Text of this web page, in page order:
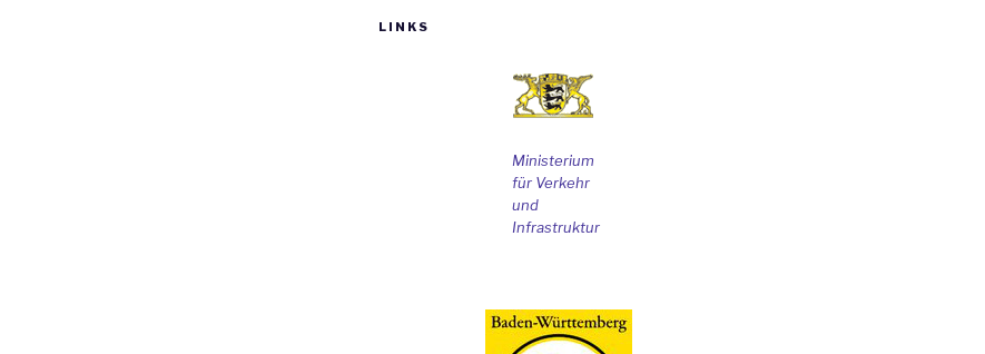
LINKS
Ministerium
für Verkehr
und
Infrastruktur